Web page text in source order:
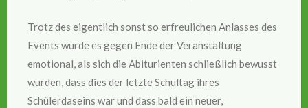
Trotz des eigentlich sonst so erfreulichen Anlasses des
Events wurde es gegen Ende der Veranstaltung
emotional, als sich die Abiturienten schließlich bewusst
wurden, dass dies der letzte Schultag ihres
Schülerdaseins war und dass bald ein neuer,